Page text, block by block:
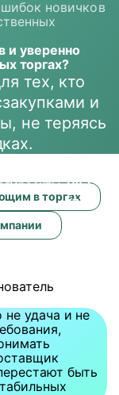
Проекты
8:30-
17:30
новичков
и уверенно
торгах?
тех, кто
и
не теряясь
в торгах
не удача и не
быть